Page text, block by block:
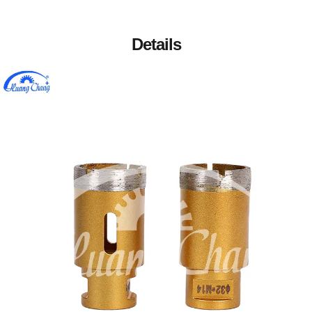
Details